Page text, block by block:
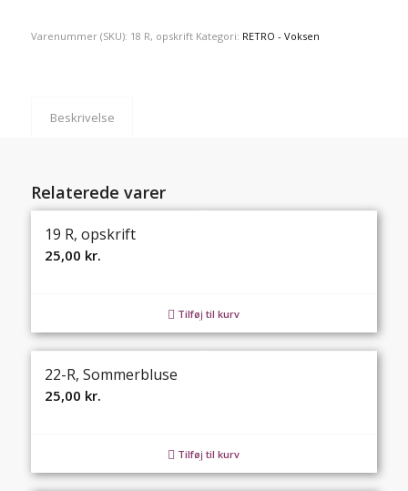
Varenummer (SKU): 18 R, opskrift Kategori: RETRO - Voksen
Beskrivelse
Relaterede varer
19 R, opskrift
25,00 kr.
Tilføj til kurv
22-R, Sommerbluse
25,00 kr.
Tilføj til kurv